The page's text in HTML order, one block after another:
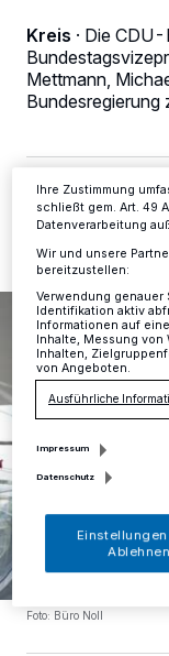
Kreis · Die CDU-
Mettmann,
Bundesregierung
20.03.2020 ,
Foto: Büro Noll
verarbeiten Daten,
Zwecke. Wenn
Anzeigen
dieses Menü
ändern oder Ihre
Informationen finden
Ihre Zustimmung
schließt gem. Art. 49
Datenverarbeitung
Wir und unsere
bereitzustellen:
Verwendung
Identifikation aktiv
Informationen auf
Inhalte, Messung von
Inhalten,
von Angeboten.
Ausführliche
Impressum
Datenschutz
Ablehnen